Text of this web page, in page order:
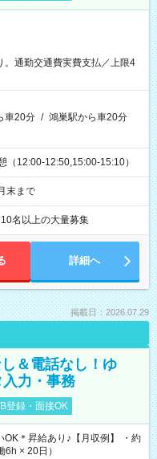
。通勤交通費実費支払／上限4
車20分 / 鴻巣駅から車20分
12:00-12:50,15:00-15:10）
末まで
10名以上の大量募集
詳細へ
掲載日：2026.07.29
＆電話なし！ゆ
力・事務
登録・面接OK
＊昇給あり♪【月収例】 ・約
× 20日）